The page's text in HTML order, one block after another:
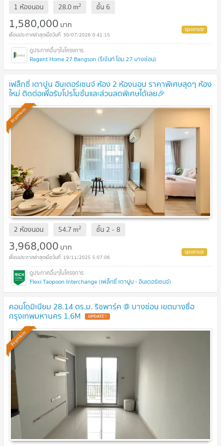
1 ห้องนอน 28.0m2 ชั้น 6
1,580,000 บาท
30/07/2026 0:41:15
Regent Home 27 Bangson (รีเจ้นท์ โฮม 27 บางซ่อน)
เฟล็กซี่ เตาปูน อินเตอร์เชนจ์ ห้อง 2 ห้องนอน ราคาพิเศษสุดๆ ห้อง
ใหม่ ติดต่อเพื่อรับโปรโมชั่นและส่วนลดพิเศษได้เลย🎉
Premium
2 ห้องนอน 54.7 m2 ชั้น 2 - 8
3,968,000 บาท
19/11/2025 5:07:06
Flexi Taopoon Interchange (เฟล็กซี่ เตาปูน - อินเตอร์เชนจ์)
คอนโดมิเนียม 28.14 ตร.ม. ริชพาร์ค @ บางซ่อน เขตบางซื่อ
กรุงเทพมหานคร 1.6M
Premium